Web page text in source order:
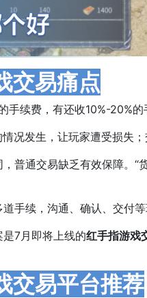
交易痛点
手续费，有还收10%-20%的
况发生，让玩家遭受损失
，普通交易缺乏有效保障
手续，沟通、确认、交付
7月即将上线的红手指游戏
交易平台推荐